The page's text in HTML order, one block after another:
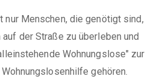
nur Menschen, die genötigt sind,
der Straße zu überleben und
Wohnungslose" zur
gehören.